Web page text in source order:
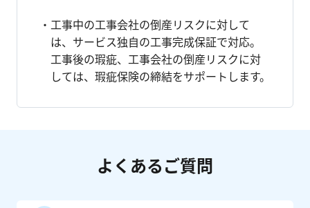
工事中の工事会社の倒産リスクに対して
は、サービス独自の工事完成保証で対応。
工事後の瑕疵、工事会社の倒産リスクに対
しては、瑕疵保険の締結をサポートします。
よくあるご質問